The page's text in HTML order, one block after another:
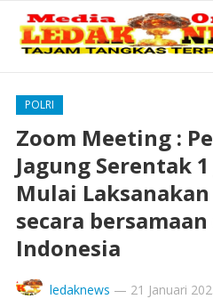
POLRI
Zoom Meeting :
Jagung Serentak
Mulai
secara
Indonesia
ledaknews — 21 Januari